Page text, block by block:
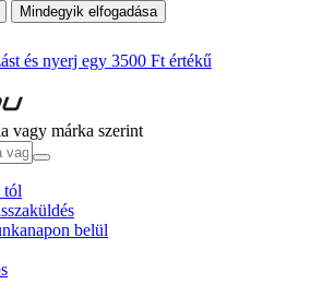
Mindegyik elfogadása
és nyerj egy 3500 Ft értékű
vagy márka szerint
tól
belül